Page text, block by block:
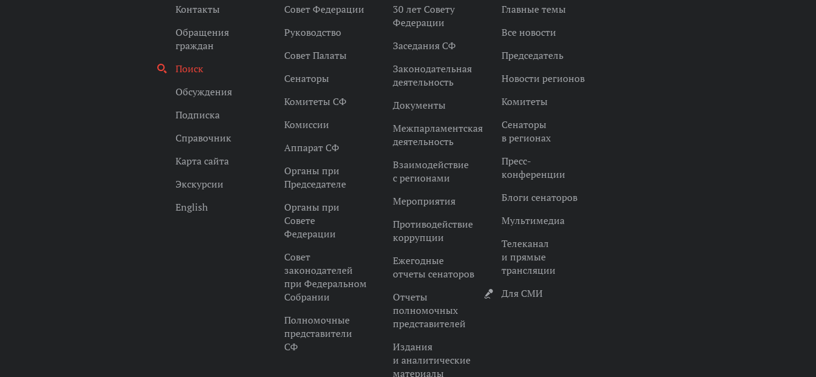
Контакты
Обращения
граждан
Поиск
Обсуждения
Подписка
Справочник
Карта сайта
Экскурсии
English
Совет Федерации
Руководство
Совет Палаты
Сенаторы
Комитеты СФ
Комиссии
Аппарат СФ
Органы при
Председателе
Органы при
Совете
Федерации
Совет
законодателей
при Федеральном
Собрании
Полномочные
представители
СФ
30 лет Совету
Федерации
Заседания СФ
Законодательная
деятельность
Документы
Межпарламентская
деятельность
Взаимодействие
с регионами
Мероприятия
Противодействие
коррупции
Ежегодные
отчеты сенаторов
Отчеты
полномочных
представителей
Издания
и аналитические
материалы
Главные темы
Все новости
Председатель
Новости регионов
Комитеты
Сенаторы
в регионах
Пресс-
конференции
Блоги сенаторов
Мультимедиа
Телеканал
и прямые
трансляции
Для СМИ